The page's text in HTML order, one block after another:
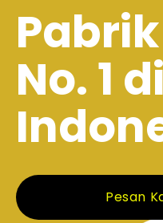
No. 1 di
Pesan